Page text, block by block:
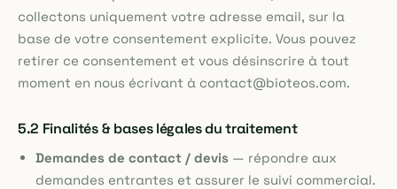
collectons uniquement votre adresse email, sur la
base de votre consentement explicite. Vous pouvez
retirer ce consentement et vous désinscrire à tout
moment en nous écrivant à contact@bioteos.com.
5.2 Finalités & bases légales du traitement
Demandes de contact / devis — répondre aux
demandes entrantes et assurer le suivi commercial.